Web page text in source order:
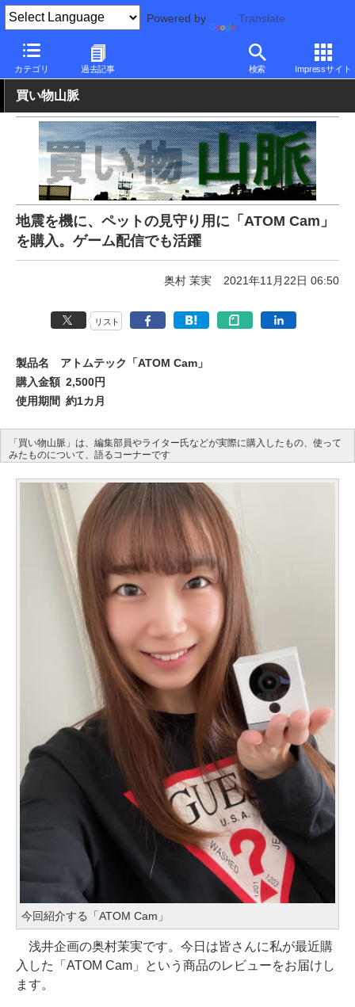
Powered by Translate
カテゴリ 過去記事 検索 Impressサイト
PC Watch 半導体/周辺機器 Webカメラ
買い物山脈
地震を機に、ペットの見守り用に「ATOM Cam」
を購入。ゲーム配信でも活躍
奥村 茉実 2021年11月22日 06:50
リスト
製品名
アトムテック「ATOM Cam」
購入金額 2,500円
使用期間 約1カ月
「買い物山脈」は、編集部員やライター氏などが実際に購入したもの、使って
みたものについて、語るコーナーです
今回紹介する「ATOM Cam」
浅井企画の奥村茉実です。今日は皆さんに私が最近購
入した「ATOM Cam」という商品のレビューをお届けし
ます。